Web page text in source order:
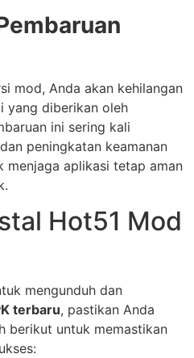
mod, Anda akan kehilangan
yang diberikan oleh
ini sering kali
peningkatan keamanan
menjaga aplikasi tetap aman
Hot51 Mod
mengunduh dan
terbaru, pastikan Anda
berikut untuk memastikan